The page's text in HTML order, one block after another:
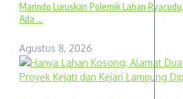
Marindo Luruskan Polemik Lahan
Ada ...
Agustus 8, 2026